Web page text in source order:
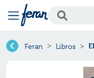
Feran Libros